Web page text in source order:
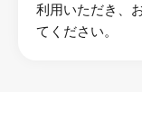
利用いただき、
てください。